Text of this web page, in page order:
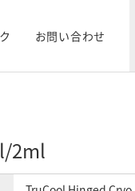
お問い合わせ
2ml